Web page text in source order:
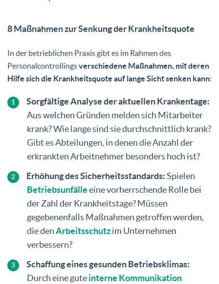
8 Maßnahmen zur Senkung der Krankheitsquote
In der betrieblichen Praxis gibt es im Rahmen des
Personalcontrollingsverschiedene Maßnahmen, mit deren
Hilfe sich die Krankheitsquote auf lange Sicht senken kann:
Sorgfältige Analyse der aktuellen Krankentage:
Aus welchen Gründen melden sich Mitarbeiter
krank? Wie lange sind sie durchschnittlich krank?
Gibt es Abteilungen, in denen die Anzahl der
erkrankten Arbeitnehmer besonders hoch ist?
Erhöhung des Sicherheitsstandards:Spielen
Betriebsunfälleeine vorherrschende Rolle bei
der Zahl der Krankheitstage? Müssen
gegebenenfalls Maßnahmen getroffen werden,
die denArbeitsschutzim Unternehmen
verbessern?
Schaffung eines gesunden Betriebsklimas:
Durch eine guteinterne Kommunikation